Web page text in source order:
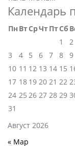
Календарь
Август 2026
ПнВтСрЧтПтСб
1
2
3
4 5 6 7 8
9
10 11 12 13 14 15
17 18 19 20 21 22
24 25 26 27 28 29
31
« Мар